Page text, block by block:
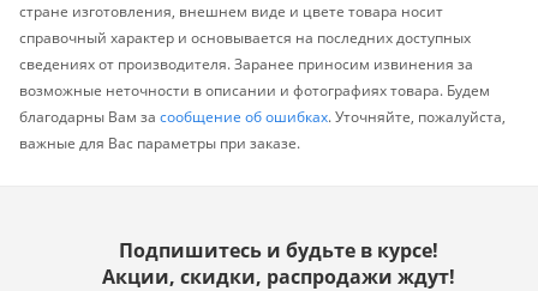
стране изготовления, внешнем виде и цвете товара носит
справочный характер и основывается на последних доступных
сведениях от производителя. Заранее приносим извинения за
возможные неточности в описании и фотографиях товара. Будем
благодарны Вам за сообщение об ошибках. Уточняйте, пожалуйста,
важные для Вас параметры при заказе.
Подпишитесь и будьте в курсе!
Акции, скидки, распродажи ждут!